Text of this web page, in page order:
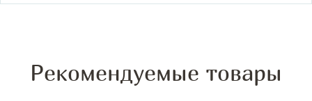
Рекомендуемые товары